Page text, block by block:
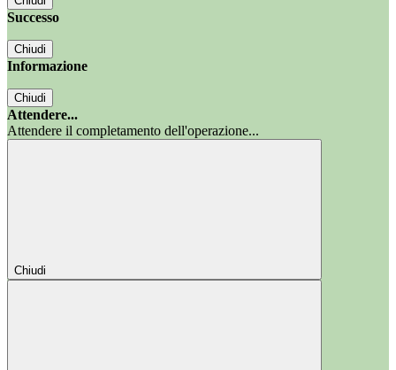
Successo
Chiudi
Informazione
Chiudi
Attendere...
Attendere il completamento dell'operazione...
Chiudi